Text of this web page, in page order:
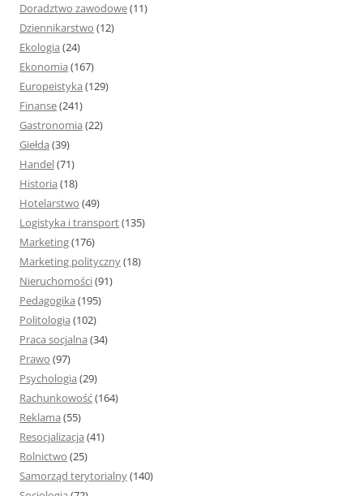
Doradztwo zawodowe(11)
Dziennikarstwo (12)
Ekologia (24)
Ekonomia (167)
Europeistyka (129)
Finanse(241)
Gastronomia (22)
Giełda (39)
Handel(71)
Historia (18)
Hotelarstwo (49)
Logistyka i transport(135)
Marketing(176)
Marketing polityczny(18)
Nieruchomości(91)
Pedagogika (195)
Politologia (102)
Praca socjalna (34)
Prawo (97)
Psychologia (29)
Rachunkowość(164)
Reklama (55)
Resocjalizacja (41)
Rolnictwo (25)
Samorząd terytorialny(140)